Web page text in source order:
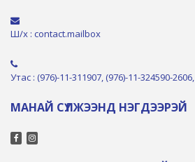
Ш/х : contact.mailbox
Утас : (976)-11-311907, (976)-11-324590-2606,
МАНАЙ СҮЛЖЭЭНД НЭГДЭЭРЭЙ